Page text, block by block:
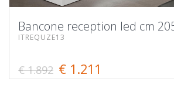
Bancone reception led cm
ITREQUZE13
€ 1.892 € 1.211